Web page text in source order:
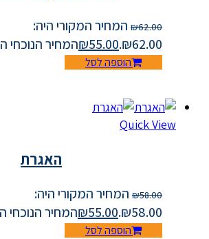
₪62.00
המחיר המקורי היה:
₪62.00.
₪55.00 המחיר הנוכחי הוא:
הוספה לסל
Quick View
האגרת
₪58.00
המחיר המקורי היה:
₪58.00.
₪55.00 המחיר הנוכחי הוא:
הוספה לסל